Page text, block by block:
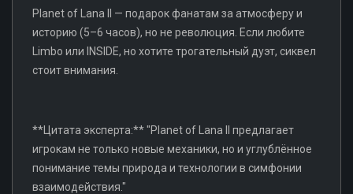
Planet of Lana II — подарок фанатам за атмосферу и
историю (5–6 часов), но не революция. Если любите
Limbo или INSIDE, но хотите трогательный дуэт, сиквел
стоит внимания.
**Цитата эксперта:** "Planet of Lana II предлагает
игрокам не только новые механики, но и углублённое
понимание темы природа и технологии в симфонии
взаимодействия."